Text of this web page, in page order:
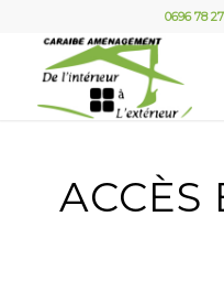
0696 78
ACCÈS